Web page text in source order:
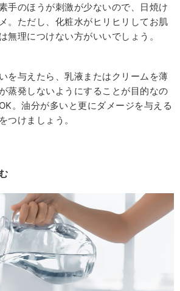
手のほうが刺激が少ないので、日焼け
。ただし、化粧水がヒリヒリしてお肌
無理につけない方がいいでしょう。
を与えたら、乳液またはクリームを薄
蒸発しないようにすることが目的なの
。油分が多いと更にダメージを与える
つけましょう。